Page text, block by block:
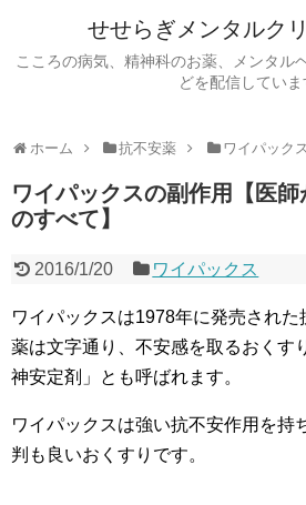
せせらぎメンタルク
こころの病気、精神科のお薬、メンタル
どを配信していま
ホーム 抗不安薬 ワイパックス
ワイパックスの副作用【医
のすべて】
2016/1/20 ワイパックス
ワイパックスは1978年に発売され
薬は文字通り、不安感を取るおくす
神安定剤」とも呼ばれます。
ワイパックスは強い抗不安作用を持
判も良いおくすりです。